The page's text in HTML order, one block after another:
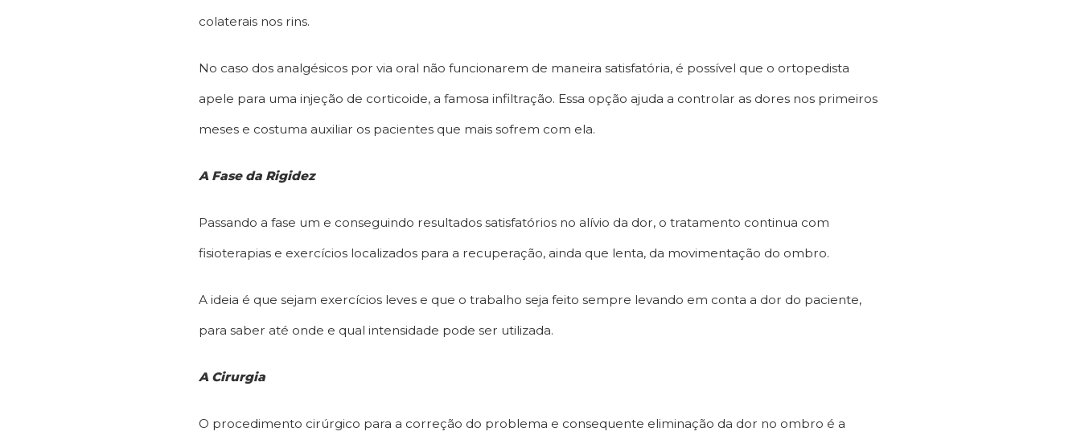
colaterais nos rins.
No caso dos analgésicos por via oral não funcionarem de maneira satisfatória, é possível que o ortopedista
apele para uma injeção de corticoide, a famosa infiltração. Essa opção ajuda a controlar as dores nos primeiros
meses e costuma auxiliar os pacientes que mais sofrem com ela.
A Fase da Rigidez
Passando a fase um e conseguindo resultados satisfatórios no alívio da dor, o tratamento continua com
fisioterapias e exercícios localizados para a recuperação, ainda que lenta, da movimentação do ombro.
A ideia é que sejam exercícios leves e que o trabalho seja feito sempre levando em conta a dor do paciente,
para saber até onde e qual intensidade pode ser utilizada.
A Cirurgia
O procedimento cirúrgico para a correção do problema e consequente eliminação da dor no ombro é a